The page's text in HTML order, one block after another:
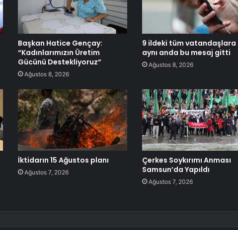
Başkan Hatice Gençay:
“Kadınlarımızın Üretim
Gücünü Destekliyoruz”
Ağustos 8, 2026
9 ildeki tüm vatandaşlara
aynı anda bu mesaj gitti
Ağustos 8, 2026
İktidarın 15 Ağustos planı
Ağustos 7, 2026
Çerkes Soykırımı Anması
Samsun’da Yapıldı
Ağustos 7, 2026